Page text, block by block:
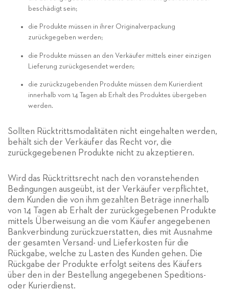
beschädigt sein;
die Produkte müssen in ihrer Originalverpackung
zurückgegeben werden;
die Produkte müssen an den Verkäufer mittels einer einzigen
Lieferung zurückgesendet werden;
die zurückzugebenden Produkte müssen dem Kurierdient
innerhalb vom 14 Tagen ab Erhalt des Produktes übergeben
werden.
Sollten Rücktrittsmodalitäten nicht eingehalten werden,
behält sich der Verkäufer das Recht vor, die
zurückgegebenen Produkte nicht zu akzeptieren.
Wird das Rücktrittsrecht nach den voranstehenden
Bedingungen ausgeübt, ist der Verkäufer verpflichtet,
dem Kunden die von ihm gezahlten Beträge innerhalb
von 14 Tagen ab Erhalt der zurückgegebenen Produkte
mittels Überweisung an die vom Käufer angegebenen
Bankverbindung zurückzuerstatten, dies mit Ausnahme
der gesamten Versand- und Lieferkosten für die
Rückgabe, welche zu Lasten des Kunden gehen. Die
Rückgabe der Produkte erfolgt seitens des Käufers
über den in der Bestellung angegebenen Speditions-
oder Kurierdienst.